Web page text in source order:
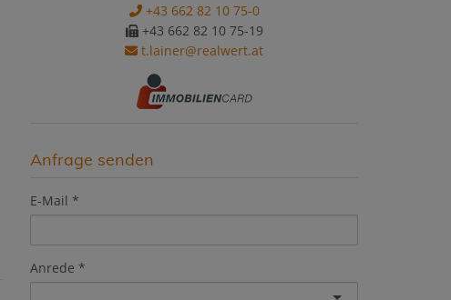
+43 662 82 10 75-0
+43 662 82 10 75-19
t.lainer@realwert.at
Anfrage senden
E-Mail
Anrede